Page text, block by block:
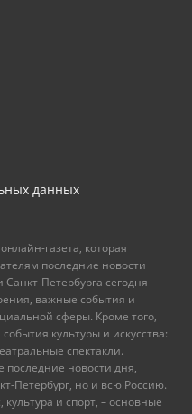
данных
газета, которая
последние новости
Петербурга сегодня –
важные события и
сферы. Кроме того,
культуры и искусства:
спектакли.
последние новости дня,
Петербург, но и всю Россию.
и спорт, – основные